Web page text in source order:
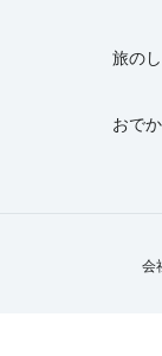
旅の
おで
会